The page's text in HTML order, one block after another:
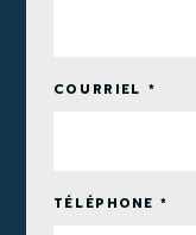
COURRIEL *
TÉLÉPHONE *